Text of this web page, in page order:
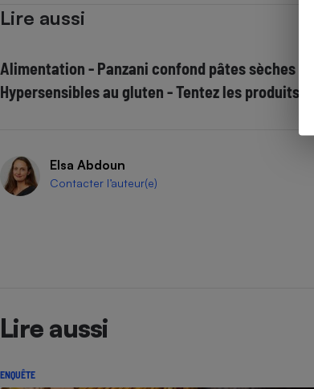
Lire aussi
Alimentation - Panzani confond pâtes sèches et
Hypersensibles au gluten - Tentez les produits
Elsa Abdoun
Contacter l’auteur(e)
Lire aussi
ENQUÊTE